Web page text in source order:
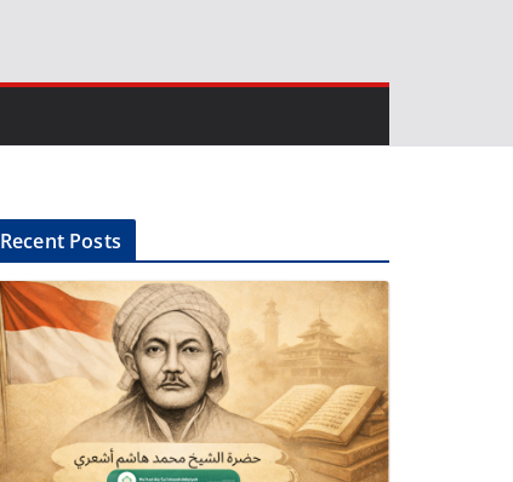
Recent Posts